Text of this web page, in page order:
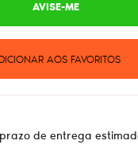
AVISE-ME
AOS FAVORITOS
de entrega